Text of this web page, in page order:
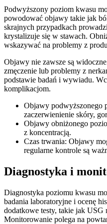
Podwyższony poziom kwasu
powodować objawy takie jak
skrajnych przypadkach
krystalizuje się w stawach.
wskazywać na problemy z
Objawy nie zawsze są
zmęczenie lub problemy z
podstawie badań i wywiadu.
komplikacjom.
Objawy podwyższonego
zaczerwienienie skóry,
Objawy obniżonego
z koncentracją.
Czas trwania: Objawy
regularne kontrole są
Diagnostyka i
Diagnostyka poziomu kwasu
badania laboratoryjne i ocenę
dodatkowe testy, takie jak
Monitorowanie polega na